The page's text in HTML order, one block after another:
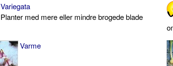
Variegata
Planter med mere eller mindre brogede blade
Varme